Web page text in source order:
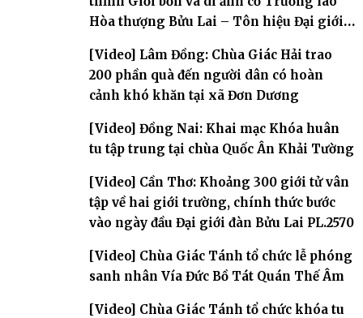
Hòa thượng Bửu Lai – Tôn hiệu Đại giới
[Video] Lâm Đồng: Chùa Giác Hải trao
200 phần quà đến người dân có hoàn
cảnh khó khăn tại xã Đơn Dương
[Video] Đồng Nai: Khai mạc Khóa huân
tu tập trung tại chùa Quốc Ân Khải Tường
[Video] Cần Thơ: Khoảng 300 giới tử vân
tập về hai giới trường, chính thức bước
vào ngày đầu Đại giới đàn Bửu Lai PL.2570
[Video] Chùa Giác Tánh tổ chức lễ phóng
sanh nhân Vía Đức Bồ Tát Quán Thế Âm
[Video] Chùa Giác Tánh tổ chức khóa tu